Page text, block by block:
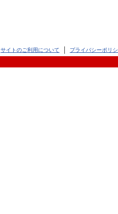
サイトのご利用について プライバシーポリ